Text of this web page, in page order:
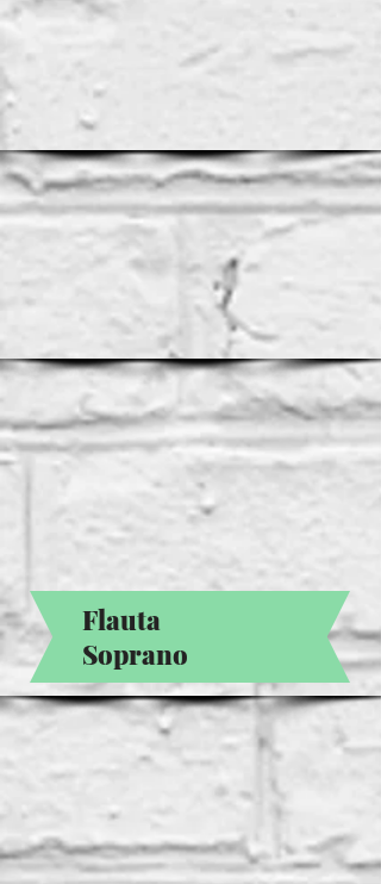
Flauta
Soprano